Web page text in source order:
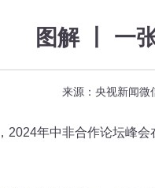
图解 丨 一
来源：央视新闻
年中非合作论坛峰会